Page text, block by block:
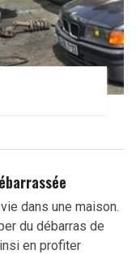
dans une maison.
du débarras de
en profiter